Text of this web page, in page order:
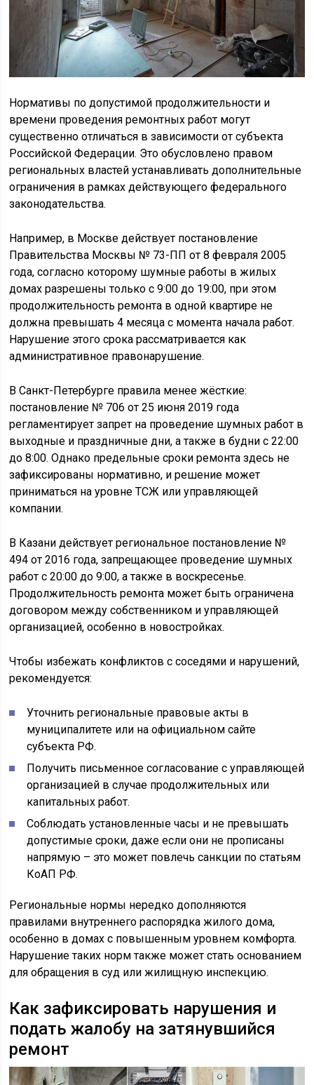
Нормативы по допустимой продолжительности и
времени проведения ремонтных работ могут
существенно отличаться в зависимости от субъекта
Российской Федерации. Это обусловлено правом
региональных властей устанавливать дополнительные
ограничения в рамках действующего федерального
законодательства.
Например, в Москве действует постановление
Правительства Москвы № 73-ПП от 8 февраля 2005
года, согласно которому шумные работы в жилых
домах разрешены только с 9:00 до 19:00, при этом
продолжительность ремонта в одной квартире не
должна превышать 4 месяца с момента начала работ.
Нарушение этого срока рассматривается как
административное правонарушение.
В Санкт-Петербурге правила менее жёсткие:
постановление № 706 от 25 июня 2019 года
регламентирует запрет на проведение шумных работ в
выходные и праздничные дни, а также в будни с 22:00
до 8:00. Однако предельные сроки ремонта здесь не
зафиксированы нормативно, и решение может
приниматься на уровне ТСЖ или управляющей
компании.
В Казани действует региональное постановление №
494 от 2016 года, запрещающее проведение шумных
работ с 20:00 до 9:00, а также в воскресенье.
Продолжительность ремонта может быть ограничена
договором между собственником и управляющей
организацией, особенно в новостройках.
Чтобы избежать конфликтов с соседями и нарушений,
рекомендуется:
Уточнить региональные правовые акты в
муниципалитете или на официальном сайте
субъекта РФ.
Получить письменное согласование с управляющей
организацией в случае продолжительных или
капитальных работ.
Соблюдать установленные часы и не превышать
допустимые сроки, даже если они не прописаны
напрямую – это может повлечь санкции по статьям
КоАП РФ.
Региональные нормы нередко дополняются
правилами внутреннего распорядка жилого дома,
особенно в домах с повышенным уровнем комфорта.
Нарушение таких норм также может стать основанием
для обращения в суд или жилищную инспекцию.
Как зафиксировать нарушения и
подать жалобу на затянувшийся
ремонт